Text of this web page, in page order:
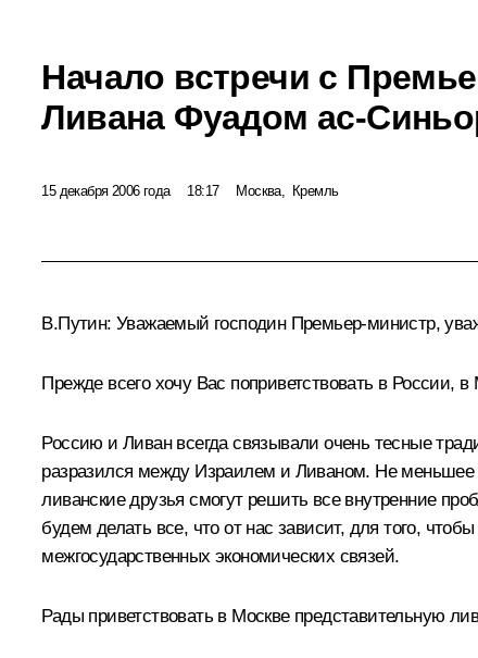
Начало встречи с
Ливана Фуадом ас-
15 декабря 2006 года 18:17 Москва, Кремль
В.Путин: Уважаемый господин Премьер-министр,
Прежде всего хочу Вас поприветствовать в России, в
Россию и Ливан всегда связывали очень тесные
разразился между Израилем и Ливаном. Не меньшее
ливанские друзья смогут решить все внутренние
будем делать все, что от нас зависит, для того,
межгосударственных экономических связей.
Рады приветствовать в Москве представительную